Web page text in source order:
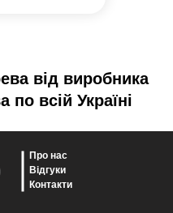
від виробника
всій Україні
Про нас
Відгуки
Контакти